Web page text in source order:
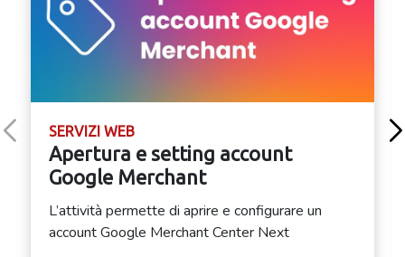
SERVIZI WEB
Apertura e setting account
Google Merchant
L’attività permette di aprire e configurare un
account Google Merchant Center Next